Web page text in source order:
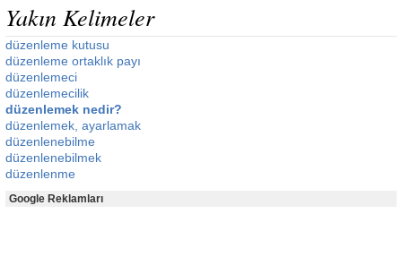
Yakın Kelimeler
düzenleme kutusu
düzenleme ortaklık payı
düzenlemeci
düzenlemecilik
düzenlemek nedir?
düzenlemek, ayarlamak
düzenlenebilme
düzenlenebilmek
düzenlenme
Google Reklamları